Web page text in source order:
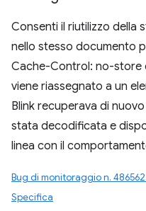
Consenti il riutilizzo della
nello stesso documento
Cache-Control: no-store
viene riassegnato a un
Blink recuperava di
stata decodificata e
linea con il
Bug di monitoraggio n.
Specifica